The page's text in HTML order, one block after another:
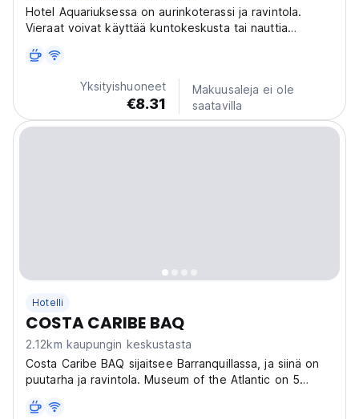
Hotel Aquariuksessa on aurinkoterassi ja ravintola.
Vieraat voivat käyttää kuntokeskusta tai nauttia
Yksityishuoneet
€8.31
Makuusaleja ei ole
saatavilla
Hotelli
COSTA CARIBE BAQ
2.12km kaupungin keskustasta
Costa Caribe BAQ sijaitsee Barranquillassa, ja siinä on
puutarha ja ravintola. Museum of the Atlantic on 5
km:n päässä. Majoituspaikka on 19 minuutin